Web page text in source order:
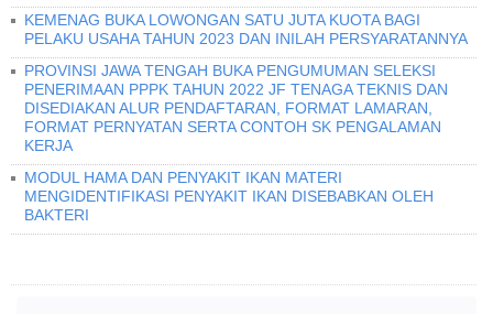
KEMENAG BUKA LOWONGAN SATU JUTA KUOTA BAGI
PELAKU USAHA TAHUN 2023 DAN INILAH PERSYARATANNYA
PROVINSI JAWA TENGAH BUKA PENGUMUMAN SELEKSI
PENERIMAAN PPPK TAHUN 2022 JF TENAGA TEKNIS DAN
DISEDIAKAN ALUR PENDAFTARAN, FORMAT LAMARAN,
FORMAT PERNYATAN SERTA CONTOH SK PENGALAMAN
KERJA
MODUL HAMA DAN PENYAKIT IKAN MATERI
MENGIDENTIFIKASI PENYAKIT IKAN DISEBABKAN OLEH
BAKTERI